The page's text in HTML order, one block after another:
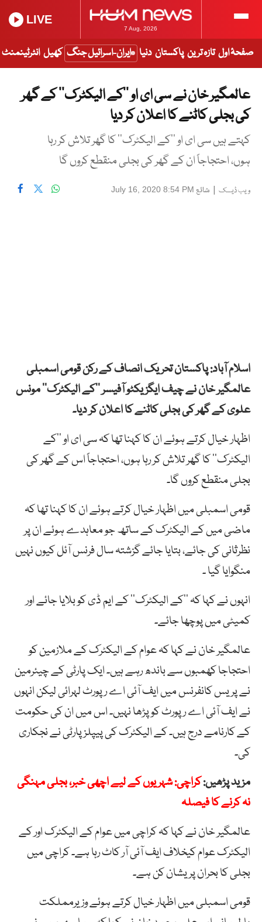
7 Aug, 2026
LIVE
صفحۂ اول تازہ ترین پاکستان دنیا ایران-اسرائیل جنگ کھیل انٹرٹینمنٹ
عالمگیر خان نے سی ای او ’’کے الیکٹرک‘‘ کے گھر
کی بجلی کاٹنے کا اعلان کر دیا
کہتے ہیں سی ای او ’’کے الیکٹرک‘‘ کا گھر تلاش کر رہا
ہوں، احتجاجاً ان کے گھر کی بجلی منقطع کروں گا
ویب ڈیسک | شائع July 16, 2020 8:54 PM
اسلام آباد: پاکستان تحریک انصاف کے رکن قومی اسمبلی
عالمگیر خان نے چیف ایگزیکٹو آفیسر ’’کے الیکٹرک‘‘ مونس
علوی کے گھر کی بجلی کاٹنے کا اعلان کر دیا۔
اظہار خیال کرتے ہوئے ان کا کہنا تھا کہ سی ای او ’’کے
الیکٹرک‘‘ کا گھر تلاش کر رہا ہوں، احتجاجاً اس کے گھر کی
بجلی منقطع کروں گا۔
قومی اسمبلی میں اظہار خیال کرتے ہوئے ان کا کہنا تھا کہ
ماضی میں کے الیکٹرک کے ساتھ جو معاہدے ہوئے ان پر
نظرثانی کی جائے، بتایا جائے گزشتہ سال فرنس آئل کیوں نہیں
منگوایا گیا ۔
انہوں نے کہا کہ ’’کے الیکٹرک‘‘ کے ایم ڈی کو بلایا جائے اور
کمیٹی میں پوچھا جائے۔
عالمگیر خان نے کہا کہ عوام کے الیکٹرک کے ملازمین کو
احتجاجا کھمبوں سے باندھ رہے ہیں۔ ایک پارٹی کے چیئرمین
نے پریس کانفرنس میں ایف آئی اے رپورٹ لہرائی لیکن انہوں
نے ایف آئی اے رپورٹ کو پڑھا نہیں۔ اس میں ان کی حکومت
کے کارنامے درج ہیں۔ کے الیکٹرک کی پیپلزپارٹی نے نجکاری
کی۔
مزید پڑھیں:کراچی: شہریوں کے لیے اچھی خبر، بجلی مہنگی
نہ کرنے کا فیصلہ
عالمگیر خان نے کہا کہ کراچی میں عوام کے الیکٹرک اور کے
الیکٹرک عوام کیخلاف ایف آئی آر کاٹ رہا ہے۔ کراچی میں
بجلی کا بحران پریشان کن ہے۔
قومی اسمبلی میں اظہار خیال کرتے ہوئے وزیرمملکت